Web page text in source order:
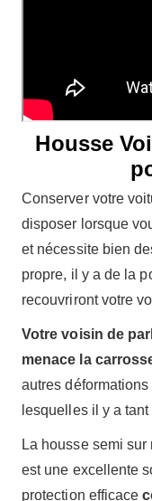
Housse
Conserver votre
disposer lorsque
et nécessite bien
propre, il y a de la
recouvriront votre
Votre voisin de
menace la
autres
lesquelles il y a
La housse semi
est une excellente
protection efficace